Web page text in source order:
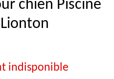
chien Piscine
indisponible